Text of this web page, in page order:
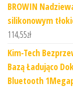
BROWIN
silikonowym
114,55zł
Kim-Tech
Bazą Ładująco
Bluetooth